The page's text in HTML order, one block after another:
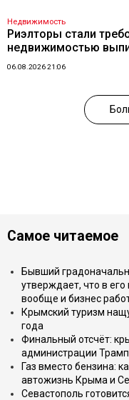
Недвижимость
Риэлторы стали
недвижимостью
06.08.2026 21:06
Самое читаемое
Бывший
утверждает, что в
вообще и бизнес
Крымский туризм
года
Финальный отсчёт:
администрации
Газ вместо бензина:
автожизнь Крыма и
Севастополь